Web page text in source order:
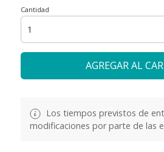
Cantidad
AGREGAR AL
Los tiempos previstos de
modificaciones por parte de las